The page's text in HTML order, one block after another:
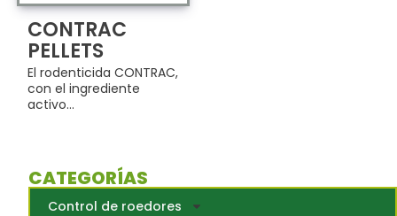
CONTRAC
PELLETS
El rodenticida CONTRAC,
con el ingrediente
activo...
CATEGORÍAS
Control de roedores